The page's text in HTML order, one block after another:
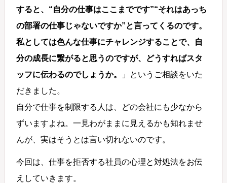
すると、“自分の仕事はここまでです”“それはあっち
の部署の仕事じゃないですか”と言ってくるのです。
私としては色んな仕事にチャレンジすることで、自
分の成長に繋がると思うのですが、どうすればスタ
ッフに伝わるのでしょうか。
」というご相談をいた
だきました。
自分で仕事を制限する人は、どの会社にも少なから
ずいますよね。一見わがままに見えるかも知れませ
んが、実はそうとは言い切れないのです。
今回は、仕事を拒否する社員の心理と対処法をお伝
えしていきます。